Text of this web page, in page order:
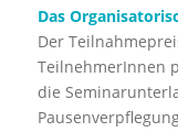
Das
Der
TeilnehmerInnen
die